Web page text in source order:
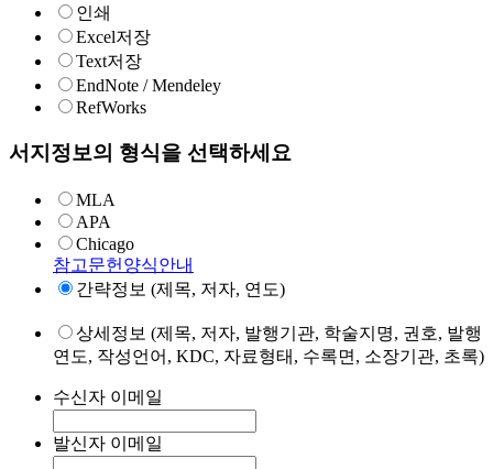
인쇄
Excel저장
Text저장
EndNote / Mendeley
RefWorks
서지정보의 형식을 선택하세요
MLA
APA
Chicago
참고문헌양식안내
간략정보 (제목, 저자, 연도)
상세정보 (제목, 저자, 발행기관, 학술지명, 권호, 발행
연도, 작성언어, KDC, 자료형태, 수록면, 소장기관, 초록)
수신자 이메일
발신자 이메일